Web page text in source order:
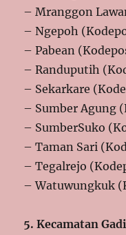
– Mranggon
– Ngepoh
– Pabean
– Randuputih
– Sekarkare
– Sumber Agung
– SumberSuko
– Taman Sari
– Tegalrejo
– Watuwungkuk
5. Kecamatan